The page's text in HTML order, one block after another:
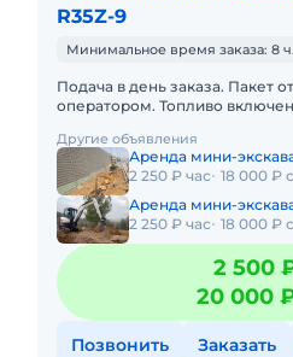
R35Z-9
Минимальное время заказа: 8 ч.
Подача в день заказа. Пакет
оператором. Топливо
компания предлагает
Другие объявления
Аренда мини-
2 250 ₽ час 18 000 ₽
Аренда мини-
2 250 ₽ час 18 000 ₽
2 500
20 000
Позвонить Заказать